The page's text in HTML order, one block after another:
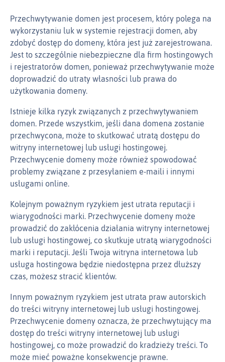
Przechwytywanie domen jest procesem, który polega na
wykorzystaniu luk w systemie rejestracji domen, aby
zdobyć dostęp do domeny, która jest już zarejestrowana.
Jest to szczególnie niebezpieczne dla firm hostingowych
i rejestratorów domen, ponieważ przechwytywanie może
doprowadzić do utraty własności lub prawa do
użytkowania domeny.
Istnieje kilka ryzyk związanych z przechwytywaniem
domen. Przede wszystkim, jeśli dana domena zostanie
przechwycona, może to skutkować utratą dostępu do
witryny internetowej lub usługi hostingowej.
Przechwycenie domeny może również spowodować
problemy związane z przesyłaniem e‑maili i innymi
usługami online.
Kolejnym poważnym ryzykiem jest utrata reputacji i
wiarygodności marki. Przechwycenie domeny może
prowadzić do zakłócenia działania witryny internetowej
lub usługi hostingowej, co skutkuje utratą wiarygodności
marki i reputacji. Jeśli Twoja witryna internetowa lub
usługa hostingowa będzie niedostępna przez dłuższy
czas, możesz stracić klientów.
Innym poważnym ryzykiem jest utrata praw autorskich
do treści witryny internetowej lub usługi hostingowej.
Przechwycenie domeny oznacza, że przechwytujący ma
dostęp do treści witryny internetowej lub usługi
hostingowej, co może prowadzić do kradzieży treści. To
może mieć poważne konsekwencje prawne.